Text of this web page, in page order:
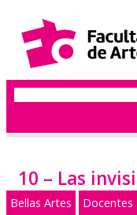
contenido
Buscar
10 – Las
Bellas Artes Docentes